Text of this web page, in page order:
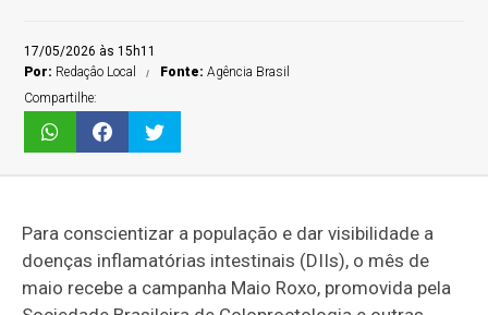
17/05/2026 às 15h11
Por: Redaçâo Local Fonte:Agência Brasil
Compartilhe:
Para conscientizar a população e dar visibilidade a
doenças inflamatórias intestinais (DIIs), o mês de
maio recebe a campanha Maio Roxo, promovida pela